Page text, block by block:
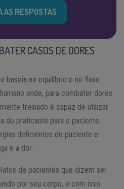
AS RESPOSTAS
CASOS DE DORES
baseia no equilíbrio e no fluxo
onde, para combater dores
treinado é capaz de utilizar
do praticante para o paciente.
deficientes do paciente e
e a dor.
de pacientes que dizem ser
por seu corpo, e com isso